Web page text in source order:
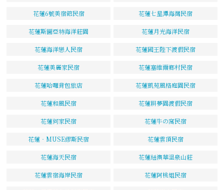
花蓮6號美宿館民宿 花蓮七星潭海灣民宿
花蓮斯圖亞特海洋莊園 花蓮月光海洋民宿
花蓮海洋戀人民宿 花蓮國王陛下渡假民宿
花蓮美麗家民宿 花蓮塞維爾鄉村民宿
花蓮哈囉背包旅店 花蓮凱苑風格庭園民宿
花蓮和風民宿 花蓮耕夢園渡假民宿
花蓮何家民宿 花蓮牛の窩民宿
花蓮‧MUSE繆斯民宿 花蓮雲頂民宿
花蓮海天民宿 花蓮紐澳華溫泉山莊
花蓮雲宿海岸民宿 花蓮阿桃姐民宿